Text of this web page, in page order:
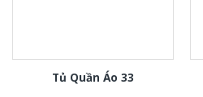
Tủ Quần Áo 33